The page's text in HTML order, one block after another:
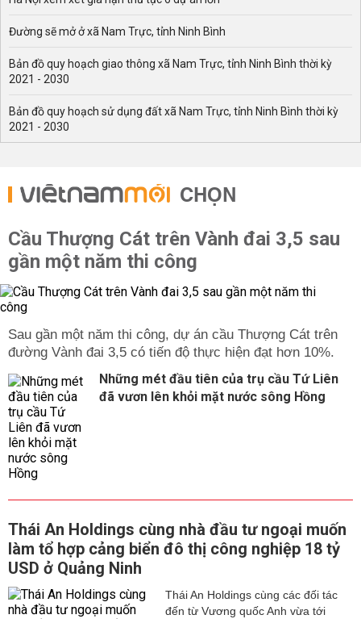
Đường sẽ mở ở xã Nam Trực, tỉnh Ninh Bình
Bản đồ quy hoạch giao thông xã Nam Trực, tỉnh Ninh Bình thời kỳ
2021 - 2030
Bản đồ quy hoạch sử dụng đất xã Nam Trực, tỉnh Ninh Bình thời kỳ
2021 - 2030
CHỌN
Cầu Thượng Cát trên Vành đai 3,5 sau
gần một năm thi công
Sau gần một năm thi công, dự án cầu Thượng Cát trên
đường Vành đai 3,5 có tiến độ thực hiện đạt hơn 10%.
Những mét đầu tiên của trụ cầu Tứ Liên
đã vươn lên khỏi mặt nước sông Hồng
Thái An Holdings cùng nhà đầu tư ngoại muốn
làm tổ hợp cảng biển đô thị công nghiệp 18 tỷ
USD ở Quảng Ninh
Thái An Holdings cùng các đối tác
đến từ Vương quốc Anh vừa tới